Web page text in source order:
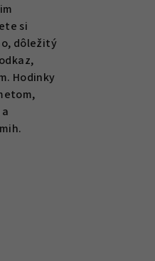
si
dôležitý
Hodinky